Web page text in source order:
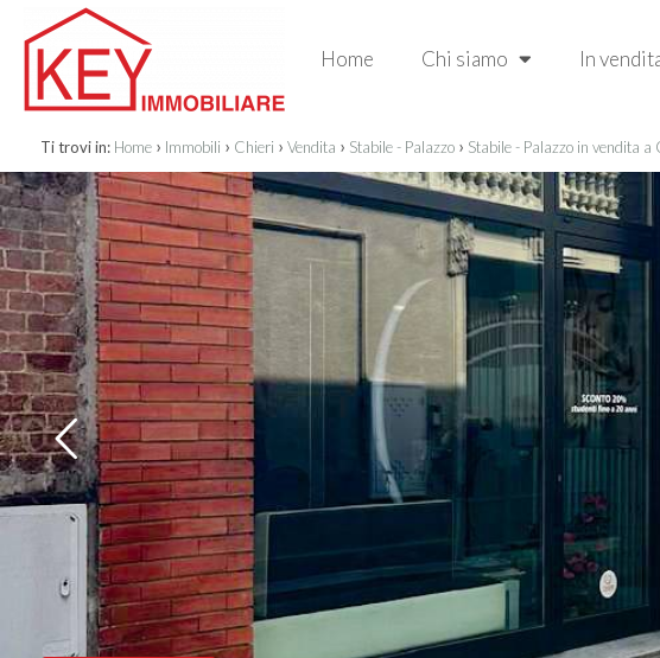
Home Chi siamo In
Ti trovi in: Home › Immobili › Chieri › Vendita › Stabile - Palazzo › Stabile - Palazzo in vendita a